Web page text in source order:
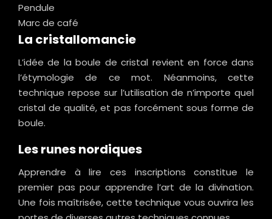
Pendule
Marc de café
La cristallomancie
L’idée de la boule de cristal revient en force dans
l’étymologie de ce mot. Néanmoins, cette
technique repose sur l’utilisation de n’importe quel
cristal de qualité, et pas forcément sous forme de
boule.
Les runes nordiques
Apprendre à lire ces inscriptions constitue le
premier pas pour apprendre l’art de la divination.
Une fois maîtrisée, cette technique vous ouvrira les